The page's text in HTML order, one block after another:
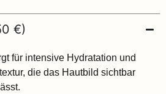
€)
für intensive Hydratation und
die das Hautbild sichtbar